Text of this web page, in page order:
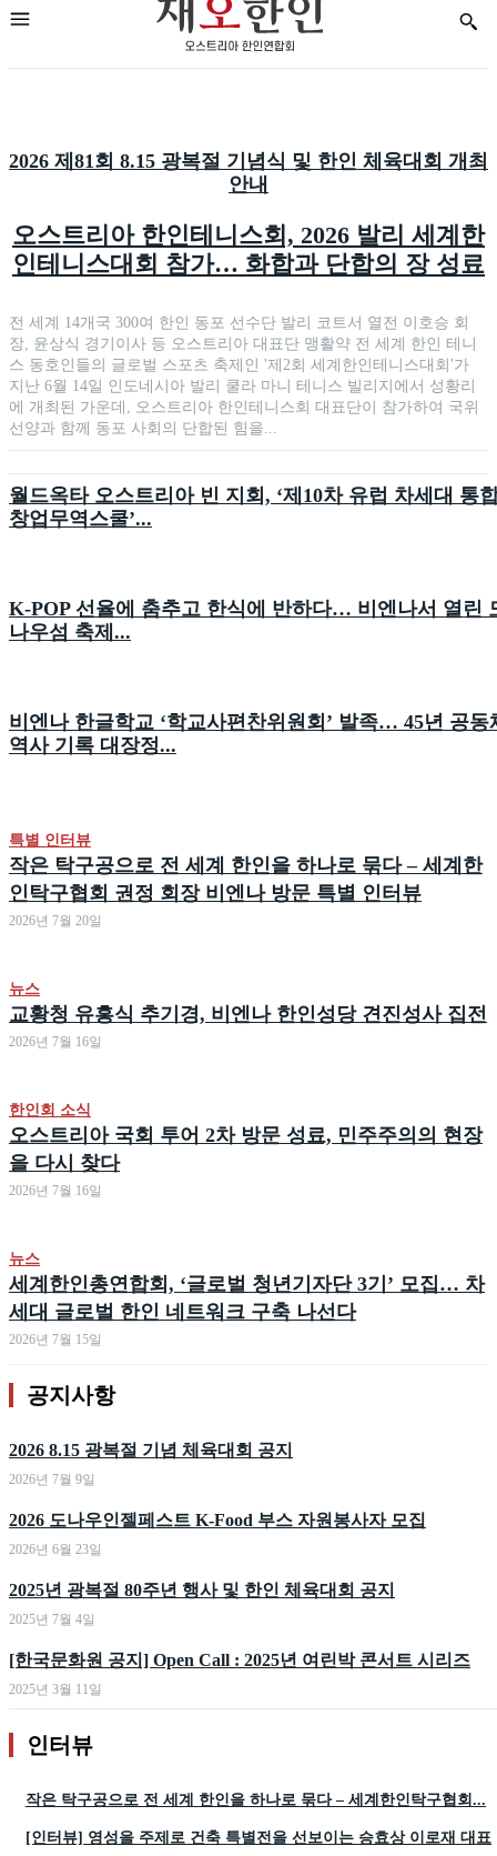
2026 제81회 8.15 광복절 기념식 및 한인 체육대회 개최
안내
오스트리아 한인테니스회, 2026 발리 세계한
인테니스대회 참가… 화합과 단합의 장 성료
전 세계 14개국 300여 한인 동포 선수단 발리 코트서 열전 이호승 회
장, 윤상식 경기이사 등 오스트리아 대표단 맹활약 전 세계 한인 테니
스 동호인들의 글로벌 스포츠 축제인 '제2회 세계한인테니스대회'가
지난 6월 14일 인도네시아 발리 쿨라 마니 테니스 빌리지에서 성황리
에 개최된 가운데, 오스트리아 한인테니스회 대표단이 참가하여 국위
선양과 함께 동포 사회의 단합된 힘을...
월드옥타 오스트리아 빈 지회, ‘제10차 유럽 차세대 통
창업무역스쿨’...
K-POP 선율에 춤추고 한식에 반하다… 비엔나서 열린
나우섬 축제...
비엔나 한글학교 ‘학교사편찬위원회’ 발족… 45년 공동
역사 기록 대장정...
특별 인터뷰
작은 탁구공으로 전 세계 한인을 하나로 묶다 – 세계한
인탁구협회 권정 회장 비엔나 방문 특별 인터뷰
2026년 7월 20일
뉴스
교황청 유흥식 추기경, 비엔나 한인성당 견진성사 집전
2026년 7월 16일
한인회 소식
오스트리아 국회 투어 2차 방문 성료, 민주주의의 현장
을 다시 찾다
2026년 7월 16일
뉴스
세계한인총연합회, ‘글로벌 청년기자단 3기’ 모집… 차
세대 글로벌 한인 네트워크 구축 나선다
2026년 7월 15일
공지사항
2026 8.15 광복절 기념 체육대회 공지
2026년 7월 9일
2026 도나우인젤페스트 K-Food 부스 자원봉사자 모집
2026년 6월 23일
2025년 광복절 80주년 행사 및 한인 체육대회 공지
2025년 7월 4일
[한국문화원 공지] Open Call : 2025년 여린박 콘서트 시리즈
2025년 3월 11일
인터뷰
작은 탁구공으로 전 세계 한인을 하나로 묶다 – 세계한인탁구협회...
[인터뷰] 영성을 주제로 건축 특별전을 선보이는 승효상 이로재 대표